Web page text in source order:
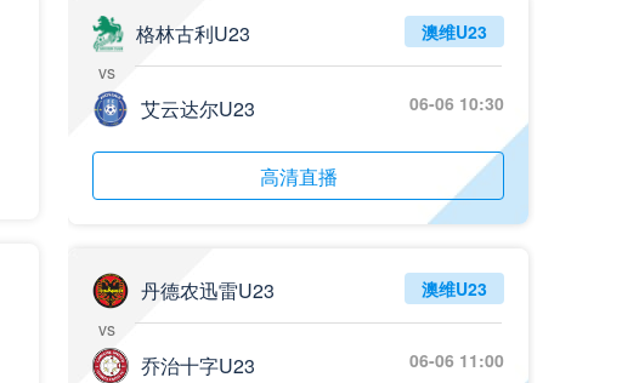
标签
标签
2025年5月24日
标签
欧联杯决赛
标签
2025年5月23日
标签
2024年5月21日
格林古利U23
vs
艾云达尔U23
澳维U23
06-06 10:30
高清直播
丹德农迅雷U23
vs
乔治十字U23
澳维U23
06-06 11:00